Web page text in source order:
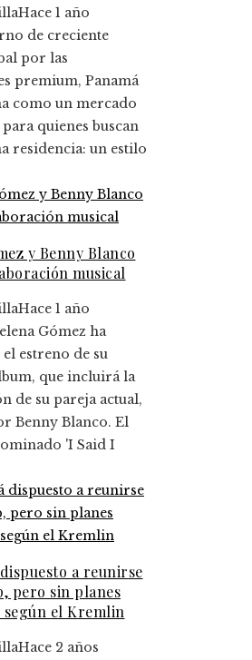
Hace 1 año
de creciente
por las
premium, Panamá
como un mercado
quienes buscan
residencia: un estilo
y Benny Blanco
musical
Hace 1 año
Gómez ha
estreno de su
que incluirá la
de su pareja actual,
Benny Blanco. El
'I Said I
a reunirse
pero sin planes
el Kremlin
Hace 2 años